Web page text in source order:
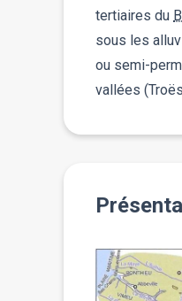
tertiaires du
sous les
ou semi-
vallées